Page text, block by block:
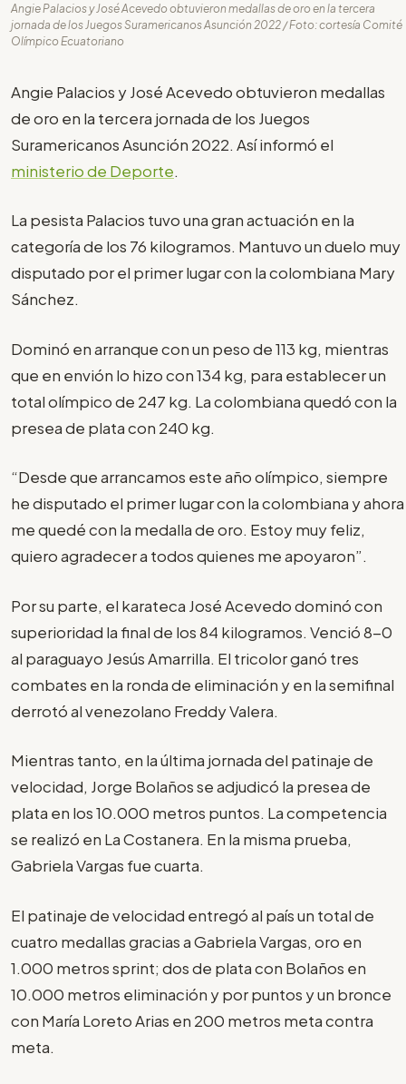
Angie Palacios y José Acevedo obtuvieron medallas de oro en la tercera
jornada de los Juegos Suramericanos Asunción 2022 / Foto: cortesía Comité
Olímpico Ecuatoriano
Angie Palacios y José Acevedo obtuvieron medallas
de oro en la tercera jornada de los Juegos
Suramericanos Asunción 2022. Así informó el
ministerio de Deporte.
La pesista Palacios tuvo una gran actuación en la
categoría de los 76 kilogramos. Mantuvo un duelo muy
disputado por el primer lugar con la colombiana Mary
Sánchez.
Dominó en arranque con un peso de 113 kg, mientras
que en envión lo hizo con 134 kg, para establecer un
total olímpico de 247 kg. La colombiana quedó con la
presea de plata con 240 kg.
“Desde que arrancamos este año olímpico, siempre
he disputado el primer lugar con la colombiana y ahora
me quedé con la medalla de oro. Estoy muy feliz,
quiero agradecer a todos quienes me apoyaron”.
Por su parte, el karateca José Acevedo dominó con
superioridad la final de los 84 kilogramos. Venció 8-0
al paraguayo Jesús Amarrilla. El tricolor ganó tres
combates en la ronda de eliminación y en la semifinal
derrotó al venezolano Freddy Valera.
Mientras tanto, en la última jornada del patinaje de
velocidad, Jorge Bolaños se adjudicó la presea de
plata en los 10.000 metros puntos. La competencia
se realizó en La Costanera. En la misma prueba,
Gabriela Vargas fue cuarta.
El patinaje de velocidad entregó al país un total de
cuatro medallas gracias a Gabriela Vargas, oro en
1.000 metros sprint; dos de plata con Bolaños en
10.000 metros eliminación y por puntos y un bronce
con María Loreto Arias en 200 metros meta contra
meta.